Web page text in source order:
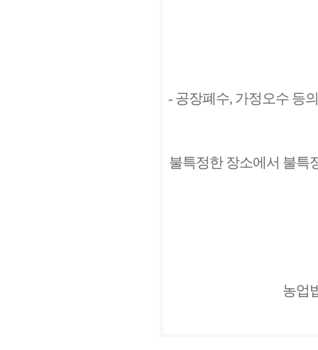
- 공장폐수, 가정오수 등
불특정한 장소에서 불특
농업법인